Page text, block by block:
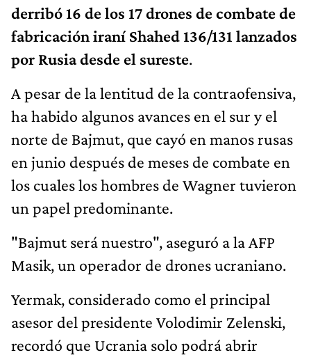
derribó 16 de los 17 drones de combate de
fabricación iraní Shahed 136/131 lanzados
por Rusia desde el sureste.
A pesar de la lentitud de la contraofensiva,
ha habido algunos avances en el sur y el
norte de Bajmut, que cayó en manos rusas
en junio después de meses de combate en
los cuales los hombres de Wagner tuvieron
un papel predominante.
"Bajmut será nuestro", aseguró a la AFP
Masik, un operador de drones ucraniano.
Yermak, considerado como el principal
asesor del presidente Volodimir Zelenski,
recordó que Ucrania solo podrá abrir